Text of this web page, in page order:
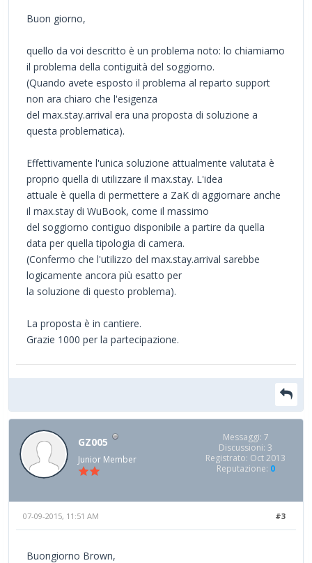
Buon giorno,
quello da voi descritto è un problema noto: lo chiamiamo
il problema della contiguità del soggiorno.
(Quando avete esposto il problema al reparto support
non ara chiaro che l'esigenza
del max.stay.arrival era una proposta di soluzione a
questa problematica).
Effettivamente l'unica soluzione attualmente valutata è
proprio quella di utilizzare il max.stay. L'idea
attuale è quella di permettere a ZaK di aggiornare anche
il max.stay di WuBook, come il massimo
del soggiorno contiguo disponibile a partire da quella
data per quella tipologia di camera.
(Confermo che l'utilizzo del max.stay.arrival sarebbe
logicamente ancora più esatto per
la soluzione di questo problema).
La proposta è in cantiere.
Grazie 1000 per la partecipazione.
GZ005
Junior Member
Messaggi: 7
Discussioni: 3
Registrato: Oct 2013
Reputazione: 0
#3
07-09-2015, 11:51 AM
Buongiorno Brown,